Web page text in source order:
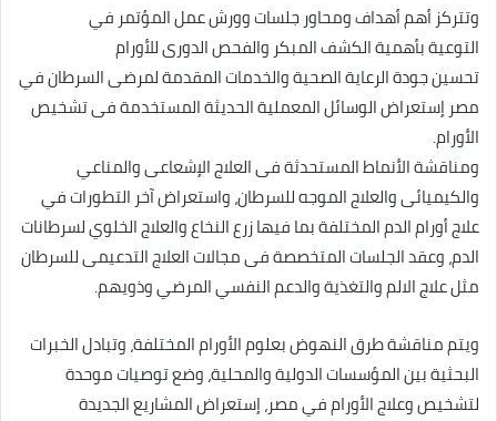
وتتركز أهم أهداف ومحاور جلسات وورش عمل المؤتمر في
التوعية بأهمية الكشف المبكر والفحص الدورى للأورام
تحسين جودة الرعاية الصحية والخدمات المقدمة لمرضى السرطان في
مصر إستعراض الوسائل المعملية الحديثة المستخدمة فى تشخيص
الأورام.
ومناقشة الأنماط المستحدثة فى العلاج الإشعاعى والمناعي
والكيميائى والعلاج الموجه للسرطان، واستعراض آخر التطورات في
علاج أورام الدم المختلفة بما فيها زرع النخاع والعلاج الخلوي لسرطانات
الدم، وعقد الجلسات المتخصصة فى مجالات العلاج التدعيمى للسرطان
مثل علاج الالم والتغذية والدعم النفسي المرضي وذويهم.
ويتم مناقشة طرق النهوض بعلوم الأورام المختلفة، وتبادل الخبرات
البحثية بين المؤسسات الدولية والمحلية، وضع توصيات موحدة
لتشخيص وعلاج الأورام في مصر، إستعراض المشاريع الجديدة